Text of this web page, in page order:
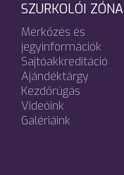
SZURKOLÓI ZÓNA
Mérkőzés és
jegyinformációk
Sajtóakkreditáció
Ajándéktárgy
Kezdőrúgás
Videóink
Galériáink